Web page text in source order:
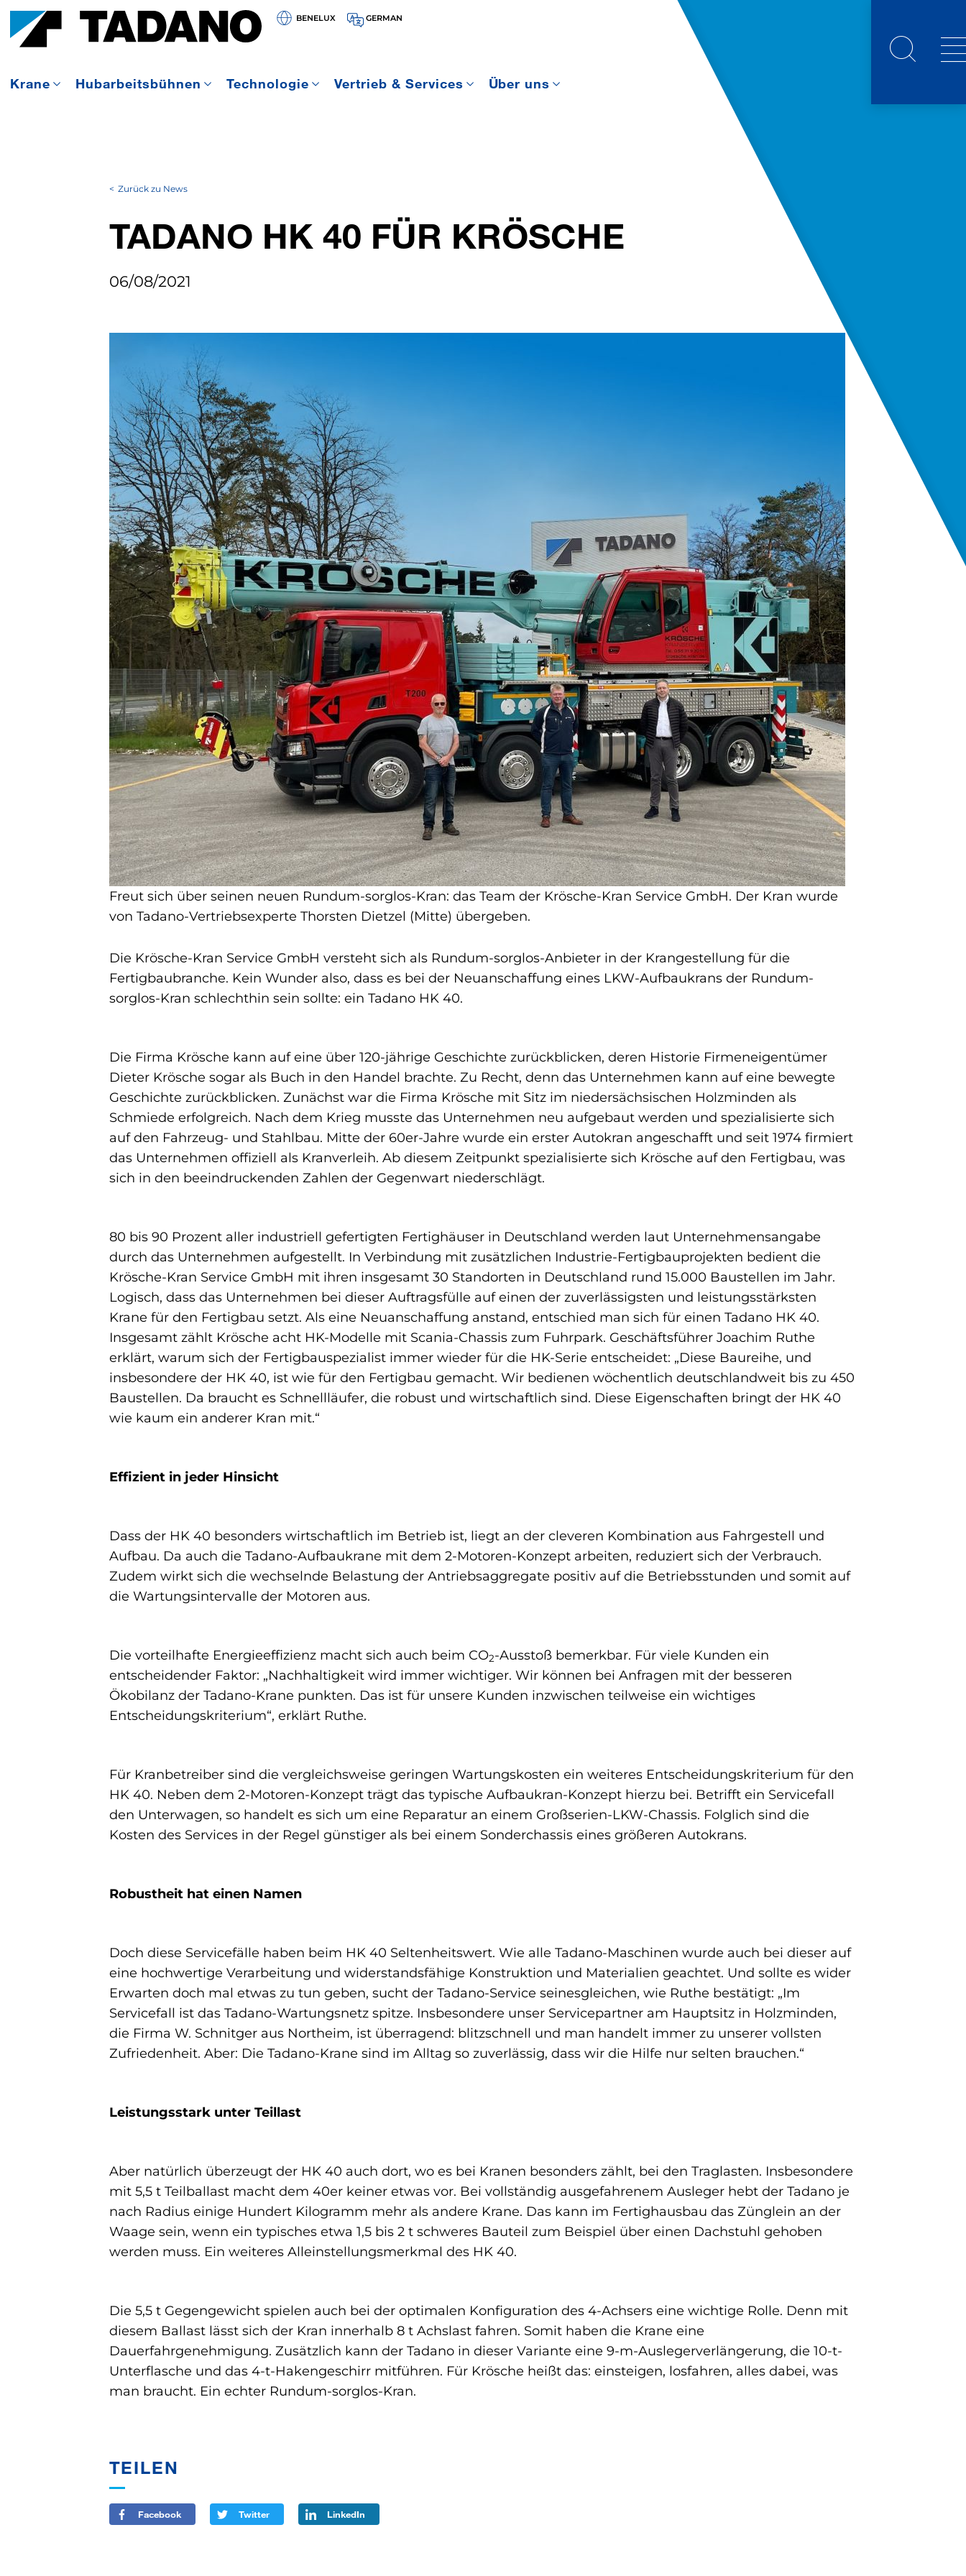
BENELUX GERMAN
Krane Hubarbeitsbühnen Technologie Vertrieb & Services Über uns
Zurück zu News
TADANO HK 40 FÜR KRÖSCHE
06/08/2021
Freut sich über seinen neuen Rundum-sorglos-Kran: das Team der Krösche-Kran Service GmbH. Der Kran wurde
von Tadano-Vertriebsexperte Thorsten Dietzel (Mitte) übergeben.
Die Krösche-Kran Service GmbH versteht sich als Rundum-sorglos-Anbieter in der Krangestellung für die
Fertigbaubranche. Kein Wunder also, dass es bei der Neuanschaffung eines LKW-Aufbaukrans der Rundum-
sorglos-Kran schlechthin sein sollte: ein Tadano HK 40.
Die Firma Krösche kann auf eine über 120-jährige Geschichte zurückblicken, deren Historie Firmeneigentümer
Dieter Krösche sogar als Buch in den Handel brachte. Zu Recht, denn das Unternehmen kann auf eine bewegte
Geschichte zurückblicken. Zunächst war die Firma Krösche mit Sitz im niedersächsischen Holzminden als
Schmiede erfolgreich. Nach dem Krieg musste das Unternehmen neu aufgebaut werden und spezialisierte sich
auf den Fahrzeug- und Stahlbau. Mitte der 60er-Jahre wurde ein erster Autokran angeschafft und seit 1974 firmiert
das Unternehmen offiziell als Kranverleih. Ab diesem Zeitpunkt spezialisierte sich Krösche auf den Fertigbau, was
sich in den beeindruckenden Zahlen der Gegenwart niederschlägt.
80 bis 90 Prozent aller industriell gefertigten Fertighäuser in Deutschland werden laut Unternehmensangabe
durch das Unternehmen aufgestellt. In Verbindung mit zusätzlichen Industrie-Fertigbauprojekten bedient die
Krösche-Kran Service GmbH mit ihren insgesamt 30 Standorten in Deutschland rund 15.000 Baustellen im Jahr.
Logisch, dass das Unternehmen bei dieser Auftragsfülle auf einen der zuverlässigsten und leistungsstärksten
Krane für den Fertigbau setzt. Als eine Neuanschaffung anstand, entschied man sich für einen Tadano HK 40.
Insgesamt zählt Krösche acht HK-Modelle mit Scania-Chassis zum Fuhrpark. Geschäftsführer Joachim Ruthe
erklärt, warum sich der Fertigbauspezialist immer wieder für die HK-Serie entscheidet: „Diese Baureihe, und
insbesondere der HK 40, ist wie für den Fertigbau gemacht. Wir bedienen wöchentlich deutschlandweit bis zu 450
Baustellen. Da braucht es Schnellläufer, die robust und wirtschaftlich sind. Diese Eigenschaften bringt der HK 40
wie kaum ein anderer Kran mit.“
Effizient in jeder Hinsicht
Dass der HK 40 besonders wirtschaftlich im Betrieb ist, liegt an der cleveren Kombination aus Fahrgestell und
Aufbau. Da auch die Tadano-Aufbaukrane mit dem 2-Motoren-Konzept arbeiten, reduziert sich der Verbrauch.
Zudem wirkt sich die wechselnde Belastung der Antriebsaggregate positiv auf die Betriebsstunden und somit auf
die Wartungsintervalle der Motoren aus.
Die vorteilhafte Energieeffizienz macht sich auch beim CO2-Ausstoß bemerkbar. Für viele Kunden ein
entscheidender Faktor: „Nachhaltigkeit wird immer wichtiger. Wir können bei Anfragen mit der besseren
Ökobilanz der Tadano-Krane punkten. Das ist für unsere Kunden inzwischen teilweise ein wichtiges
Entscheidungskriterium“, erklärt Ruthe.
Für Kranbetreiber sind die vergleichsweise geringen Wartungskosten ein weiteres Entscheidungskriterium für den
HK 40. Neben dem 2-Motoren-Konzept trägt das typische Aufbaukran-Konzept hierzu bei. Betrifft ein Servicefall
den Unterwagen, so handelt es sich um eine Reparatur an einem Großserien-LKW-Chassis. Folglich sind die
Kosten des Services in der Regel günstiger als bei einem Sonderchassis eines größeren Autokrans.
Robustheit hat einen Namen
Doch diese Servicefälle haben beim HK 40 Seltenheitswert. Wie alle Tadano-Maschinen wurde auch bei dieser auf
eine hochwertige Verarbeitung und widerstandsfähige Konstruktion und Materialien geachtet. Und sollte es wider
Erwarten doch mal etwas zu tun geben, sucht der Tadano-Service seinesgleichen, wie Ruthe bestätigt: „Im
Servicefall ist das Tadano-Wartungsnetz spitze. Insbesondere unser Servicepartner am Hauptsitz in Holzminden,
die Firma W. Schnitger aus Northeim, ist überragend: blitzschnell und man handelt immer zu unserer vollsten
Zufriedenheit. Aber: Die Tadano-Krane sind im Alltag so zuverlässig, dass wir die Hilfe nur selten brauchen.“
Leistungsstark unter Teillast
Aber natürlich überzeugt der HK 40 auch dort, wo es bei Kranen besonders zählt, bei den Traglasten. Insbesondere
mit 5,5 t Teilballast macht dem 40er keiner etwas vor. Bei vollständig ausgefahrenem Ausleger hebt der Tadano je
nach Radius einige Hundert Kilogramm mehr als andere Krane. Das kann im Fertighausbau das Zünglein an der
Waage sein, wenn ein typisches etwa 1,5 bis 2 t schweres Bauteil zum Beispiel über einen Dachstuhl gehoben
werden muss. Ein weiteres Alleinstellungsmerkmal des HK 40.
Die 5,5 t Gegengewicht spielen auch bei der optimalen Konfiguration des 4-Achsers eine wichtige Rolle. Denn mit
diesem Ballast lässt sich der Kran innerhalb 8 t Achslast fahren. Somit haben die Krane eine
Dauerfahrgenehmigung. Zusätzlich kann der Tadano in dieser Variante eine 9-m-Auslegerverlängerung, die 10-t-
Unterflasche und das 4-t-Hakengeschirr mitführen. Für Krösche heißt das: einsteigen, losfahren, alles dabei, was
man braucht. Ein echter Rundum-sorglos-Kran.
TEILEN
Facebook Twitter LinkedIn